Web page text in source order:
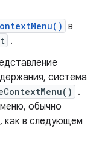
в
.
система
.
обычно
как в следующем